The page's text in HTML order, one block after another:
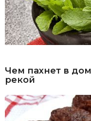
Чем пахнет в
рекой